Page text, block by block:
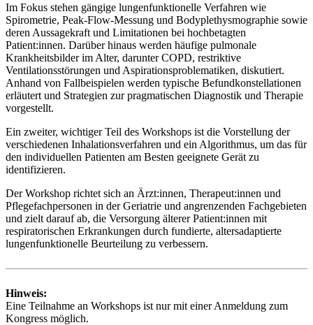
Im Fokus stehen gängige lungenfunktionelle Verfahren wie
Spirometrie, Peak-Flow-Messung und Bodyplethysmographie sowie
deren Aussagekraft und Limitationen bei hochbetagten
Patient:innen. Darüber hinaus werden häufige pulmonale
Krankheitsbilder im Alter, darunter COPD, restriktive
Ventilationsstörungen und Aspirationsproblematiken, diskutiert.
Anhand von Fallbeispielen werden typische Befundkonstellationen
erläutert und Strategien zur pragmatischen Diagnostik und Therapie
vorgestellt.
Ein zweiter, wichtiger Teil des Workshops ist die Vorstellung der
verschiedenen Inhalationsverfahren und ein Algorithmus, um das für
den individuellen Patienten am Besten geeignete Gerät zu
identifizieren.
Der Workshop richtet sich an Ärzt:innen, Therapeut:innen und
Pflegefachpersonen in der Geriatrie und angrenzenden Fachgebieten
und zielt darauf ab, die Versorgung älterer Patient:innen mit
respiratorischen Erkrankungen durch fundierte, altersadaptierte
lungenfunktionelle Beurteilung zu verbessern.
Hinweis:
Eine Teilnahme an Workshops ist nur mit einer Anmeldung zum
Kongress möglich.